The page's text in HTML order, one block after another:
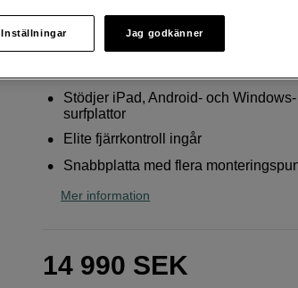
arbetsdagar efter lagd beställning
Stödjer iPad, Android- och Windows-
surfplattor
Elite fjärrkontroll ingår
Snabbplatta med flera
Mer information
14 990 SEK
Inställningar Jag godkänner